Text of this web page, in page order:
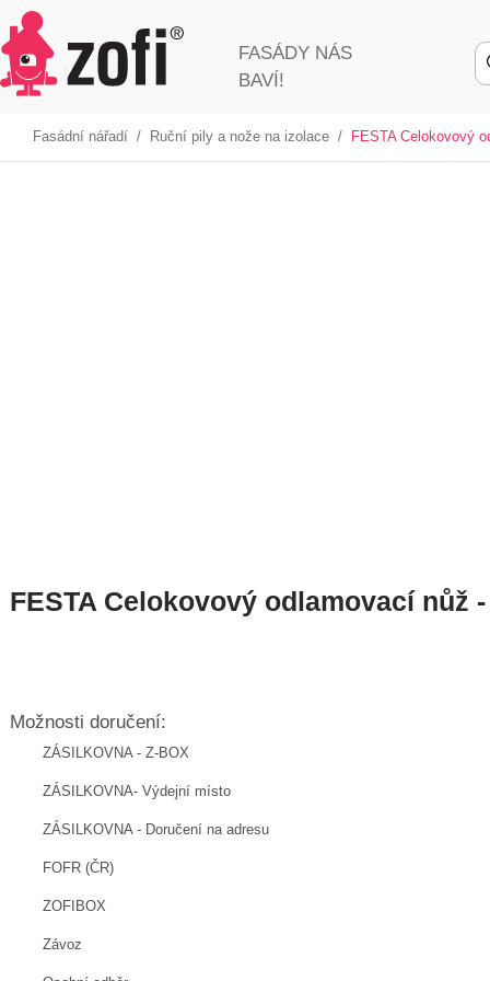
FASÁDY NÁS
BAVÍ!
Fasádní nářadí / Ruční pily a nože na izolace / FESTA Celokovový
FESTA Celokovový odlamovací nůž
Možnosti doručení:
ZÁSILKOVNA - Z-BOX
ZÁSILKOVNA- Výdejní místo
ZÁSILKOVNA - Doručení na adresu
FOFR (ČR)
ZOFIBOX
Závoz